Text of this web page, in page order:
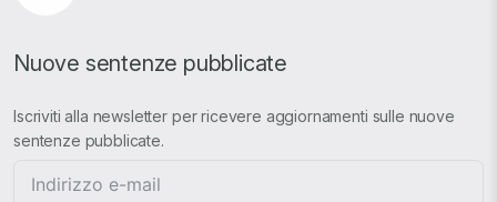
Nuove sentenze pubblicate
Iscriviti alla newsletter per ricevere aggiornamenti sulle nuove
sentenze pubblicate.